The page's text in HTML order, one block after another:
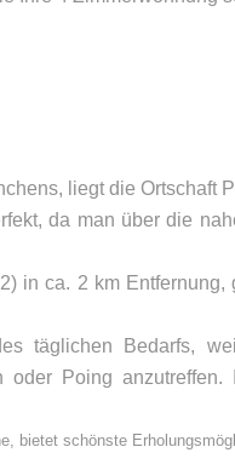
liegt die Ortschaft
da man über die
in ca. 2 km
täglichen Bedarfs,
oder Poing
bietet schönste
UNSER BÜRO
Appler + Wöhry Immobilien
85560 Ebersberg